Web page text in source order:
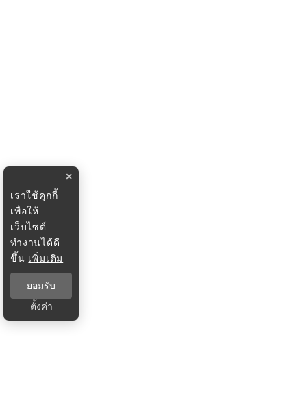
×
เราใช้คุกกี้
เพื่อให้
เว็บไซต์
ทำงานได้ดี
ขึ้น เพิ่มเติม
ยอมรับ
ตั้งค่า